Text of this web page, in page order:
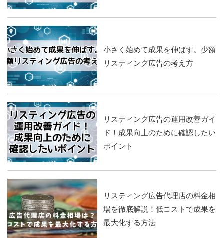
小さく始めて成果を伸ばす。少額
リスティング広告の考え方
リスティング広告の運用改善ガイ
ド！成果向上のために確認したい
ポイント
リスティング広告代理店の料金相
場を徹底解説！低コストで成果を
最大化する方法